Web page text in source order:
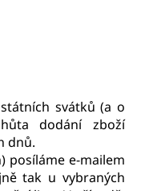
svátků (a o
dodání zboží
dnů.
posíláme e-mailem
tak u vybraných